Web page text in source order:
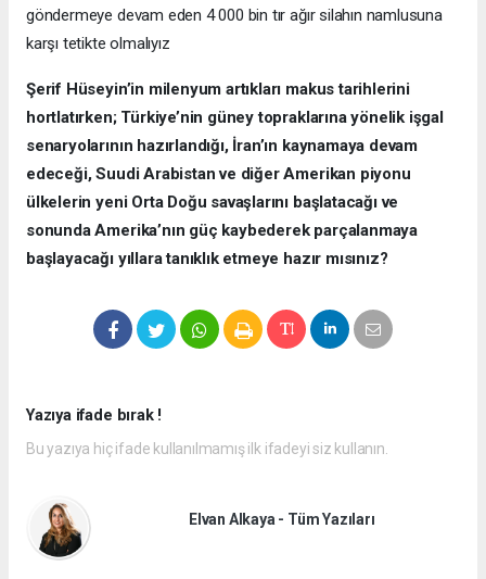
göndermeye devam eden 4 000 bin tır ağır silahın namlusuna
karşı tetikte olmalıyız
Şerif Hüseyin’in milenyum artıkları makus tarihlerini
hortlatırken; Türkiye’nin güney topraklarına yönelik işgal
senaryolarının hazırlandığı, İran’ın kaynamaya devam
edeceği, Suudi Arabistan ve diğer Amerikan piyonu
ülkelerin yeni Orta Doğu savaşlarını başlatacağı ve
sonunda Amerika’nın güç kaybederek parçalanmaya
başlayacağı yıllara tanıklık etmeye hazır mısınız?
Yazıya ifade bırak !
Bu yazıya hiç ifade kullanılmamış ilk ifadeyi siz kullanın.
Elvan Alkaya - Tüm Yazıları